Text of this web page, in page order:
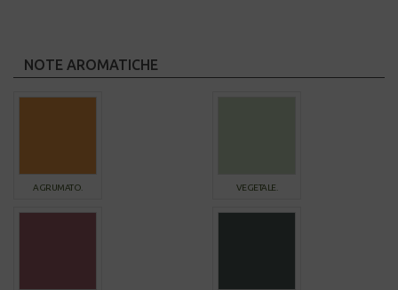
NOTE AROMATICHE
AGRUMATO. VEGETALE.